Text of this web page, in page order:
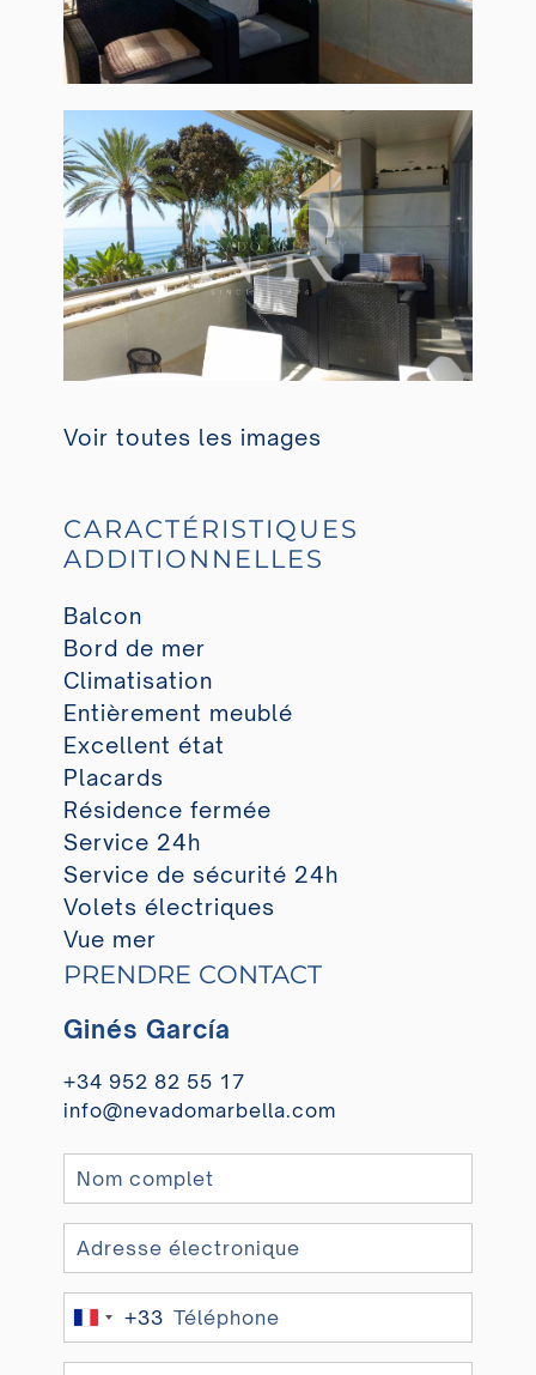
Voir toutes les images
CARACTÉRISTIQUES
ADDITIONNELLES
Balcon
Bord de mer
Climatisation
Entièrement meublé
Excellent état
Placards
Résidence fermée
Service 24h
Service de sécurité 24h
Volets électriques
Vue mer
PRENDRE CONTACT
Ginés García
+34 952 82 55 17
info@nevadomarbella.com
France
+33